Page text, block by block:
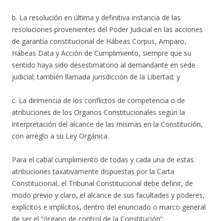
b. La resolución en última y definitiva instancia de las
resoluciones provenientes del Poder Judicial en las acciones
de garantía constitucional de Hábeas Corpus, Amparo,
Hábeas Data y Acción de Cumplimiento, siempre que su
sentido haya sido desestimatorio al demandante en sede
judicial; también llamada jurisdicción de la Libertad; y
c. La dirimencia de los conflictos de competencia o de
atribuciones de los Organos Constitucionales según la
interpretación del alcance de las mismas en la Constitución,
con arreglo a su Ley Orgánica.
Para el cabal cumplimiento de todas y cada una de estas
atribuciones taxativamente dispuestas por la Carta
Constitucional, el Tribunal Constitucional debe definir, de
modo previo y claro, el alcance de sus facultades y poderes,
explícitos e implícitos, dentro del enunciado o marco general
de ser el “órgano de control de la Constitución”.